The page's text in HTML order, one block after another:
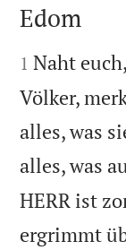

Edom

1 Naht
Völker,
alles, was
alles, was
HERR ist
ergrimmt